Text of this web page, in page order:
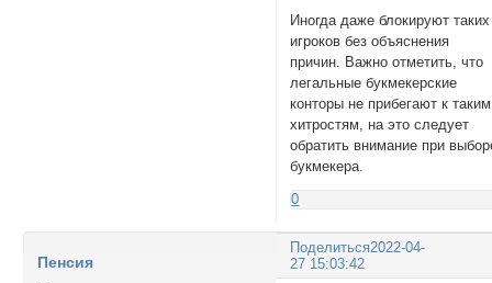
Иногда даже блокируют таких
игроков без объяснения
причин. Важно отметить, что
легальные букмекерские
конторы не прибегают к таким
хитростям, на это следует
обратить внимание при
букмекера.
0
Поделиться2022-04-
27 15:03:42
Пенсия